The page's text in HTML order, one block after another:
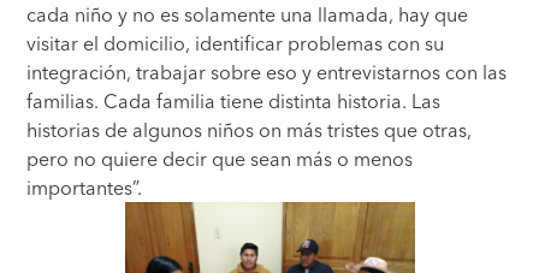
cada niño y no es solamente una llamada, hay que
visitar el domicilio, identificar problemas con su
integración, trabajar sobre eso y entrevistarnos con las
familias. Cada familia tiene distinta historia. Las
historias de algunos niños on más tristes que otras,
pero no quiere decir que sean más o menos
importantes”.